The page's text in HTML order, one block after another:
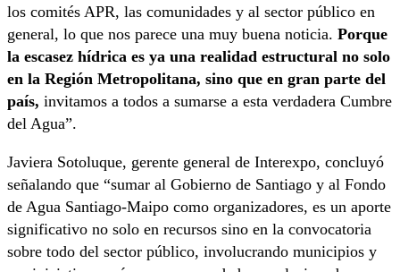
los comités APR, las comunidades y al sector público en
general, lo que nos parece una muy buena noticia. Porque
la escasez hídrica es ya una realidad estructural no solo
en la Región Metropolitana, sino que en gran parte del
país, invitamos a todos a sumarse a esta verdadera Cumbre
del Agua”.
Javiera Sotoluque, gerente general de Interexpo, concluyó
señalando que “sumar al Gobierno de Santiago y al Fondo
de Agua Santiago-Maipo como organizadores, es un aporte
significativo no solo en recursos sino en la convocatoria
sobre todo del sector público, involucrando municipios y